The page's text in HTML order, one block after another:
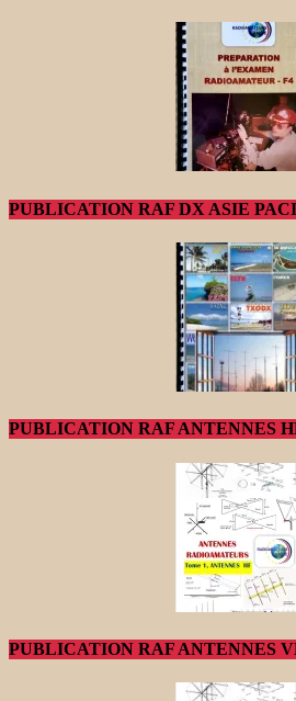
PUBLICATION RAF DX ASIE
PUBLICATION RAF ANTENNES
PUBLICATION RAF ANTENNES